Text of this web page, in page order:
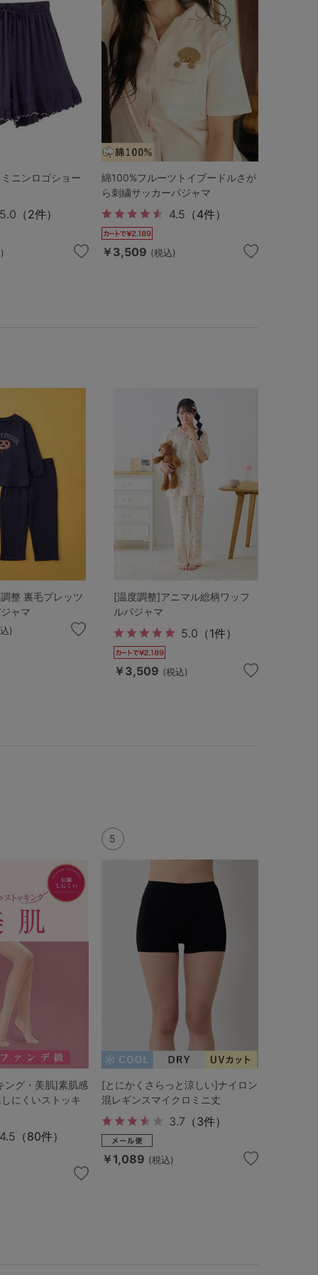
ニンロゴショー
5.0 （2件）
綿100%フルーツトイプードルさが
ら刺繍サッカーパジャマ
4.5 （4件）
￥3,509 (税込)
整 裏毛プレッツ
ャマ
)
[温度調整]アニマル総柄ワッフ
ルパジャマ
5.0 （1件）
￥3,509 (税込)
ング・美肌]素肌感
にくいストッキ
4.5 （80件）
5
[とにかくさらっと涼しい]ナイロン
混レギンスマイクロミニ丈
3.7 （3件）
￥1,089 (税込)